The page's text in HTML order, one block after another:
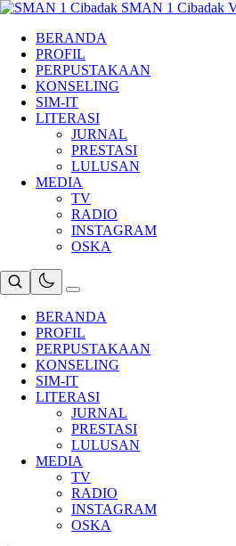
Skip
content
SMAN 1 Cibadak
BERANDA
PROFIL
PERPUSTAKAAN
KONSELING
SIM-IT
LITERASI
JURNAL
PRESTASI
LULUSAN
MEDIA
TV
RADIO
INSTAGRAM
OSKA
BERANDA
PROFIL
PERPUSTAKAAN
KONSELING
SIM-IT
LITERASI
JURNAL
PRESTASI
LULUSAN
MEDIA
TV
RADIO
INSTAGRAM
OSKA